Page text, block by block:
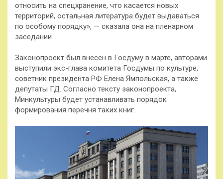
относить на спецхранение, что касается новых
территорий, остальная литература будет выдаваться
по особому порядку», — сказала она на пленарном
заседании.
Законопроект был внесен в Госдуму в марте, авторами
выступили экс-глава комитета Госдумы по культуре,
советник президента РФ Елена Ямпольская, а также
депутаты ГД. Согласно тексту законопроекта,
Минкультуры будет устанавливать порядок
формирования перечня таких книг.